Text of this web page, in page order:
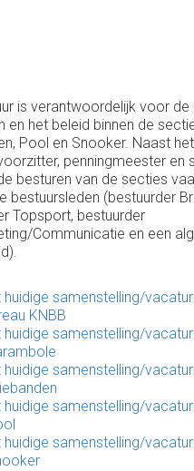
is verantwoordelijk voor de
en het beleid binnen de
Pool en Snooker. Naast
penningmeester en
besturen van de secties
bestuursleden (bestuurder
Topsport, bestuurder
Communicatie en een
huidige samenstelling/
KNBB
huidige samenstelling/
huidige samenstelling/
huidige samenstelling/
huidige samenstelling/